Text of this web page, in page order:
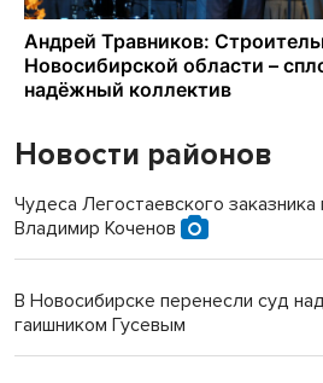
Новости районов
Чудеса Легостаевского
Владимир Коченов
В Новосибирске перенесли суд
гаишником Гусевым